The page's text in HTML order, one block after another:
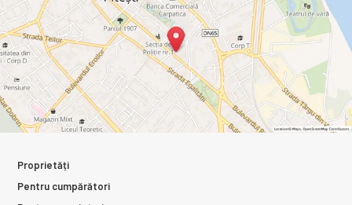
Proprietăți
Pentru cumpărători